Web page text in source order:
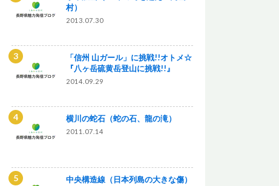
村）
2013.07.30
「信州 山ガール」に挑戦!!オトメ☆
『八ヶ岳硫黄岳登山に挑戦!!』
2014.09.29
横川の蛇石（蛇の石、龍の滝）
2011.07.14
中央構造線（日本列島の大きな傷）